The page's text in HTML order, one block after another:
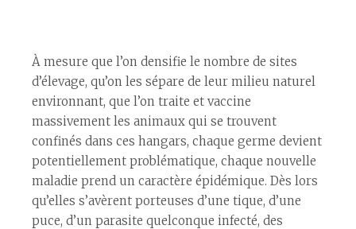
À mesure que l’on densifie le nombre de sites
d’élevage, qu’on les sépare de leur milieu naturel
environnant, que l’on traite et vaccine
massivement les animaux qui se trouvent
confinés dans ces hangars, chaque germe devient
potentiellement problématique, chaque nouvelle
maladie prend un caractère épidémique. Dès lors
qu’elles s’avèrent porteuses d’une tique, d’une
puce, d’un parasite quelconque infecté, des